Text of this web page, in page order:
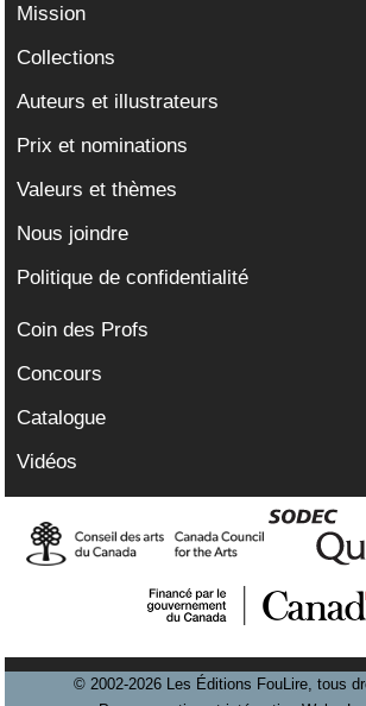
Mission
Collections
Auteurs et illustrateurs
Prix et nominations
Valeurs et thèmes
Nous joindre
Politique de confidentialité
Coin des Profs
Concours
Catalogue
Vidéos
© 2002-2026 Les Éditions FouLire, tous